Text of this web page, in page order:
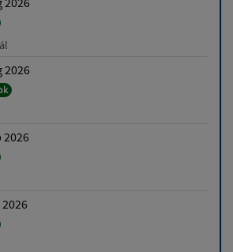
2026
2026